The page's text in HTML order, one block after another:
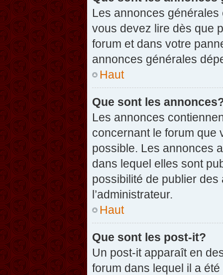
Les annonces
vous devez lire dès que
forum et dans votre
annonces générales
Haut
Que sont les
Les annonces
concernant le forum que
possible. Les annonces
dans lequel elles sont
possibilité de publier
l’administrateur.
Haut
Que sont les post-it?
Un post-it apparaît en
forum dans lequel il a